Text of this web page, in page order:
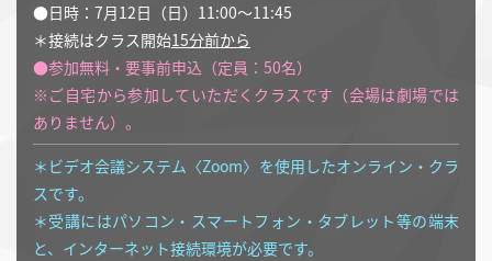
●日時：7月12日（日）11:00～11:45
＊接続はクラス開始15分前から
●参加無料・要事前申込（定員：50名）
※ご自宅から参加していただくクラスです（会場は劇場では
ありません）。
＊ビデオ会議システム〈Zoom〉を使用したオンライン・クラ
スです。
＊受講にはパソコン・スマートフォン・タブレット等の端末
と、インターネット接続環境が必要です。